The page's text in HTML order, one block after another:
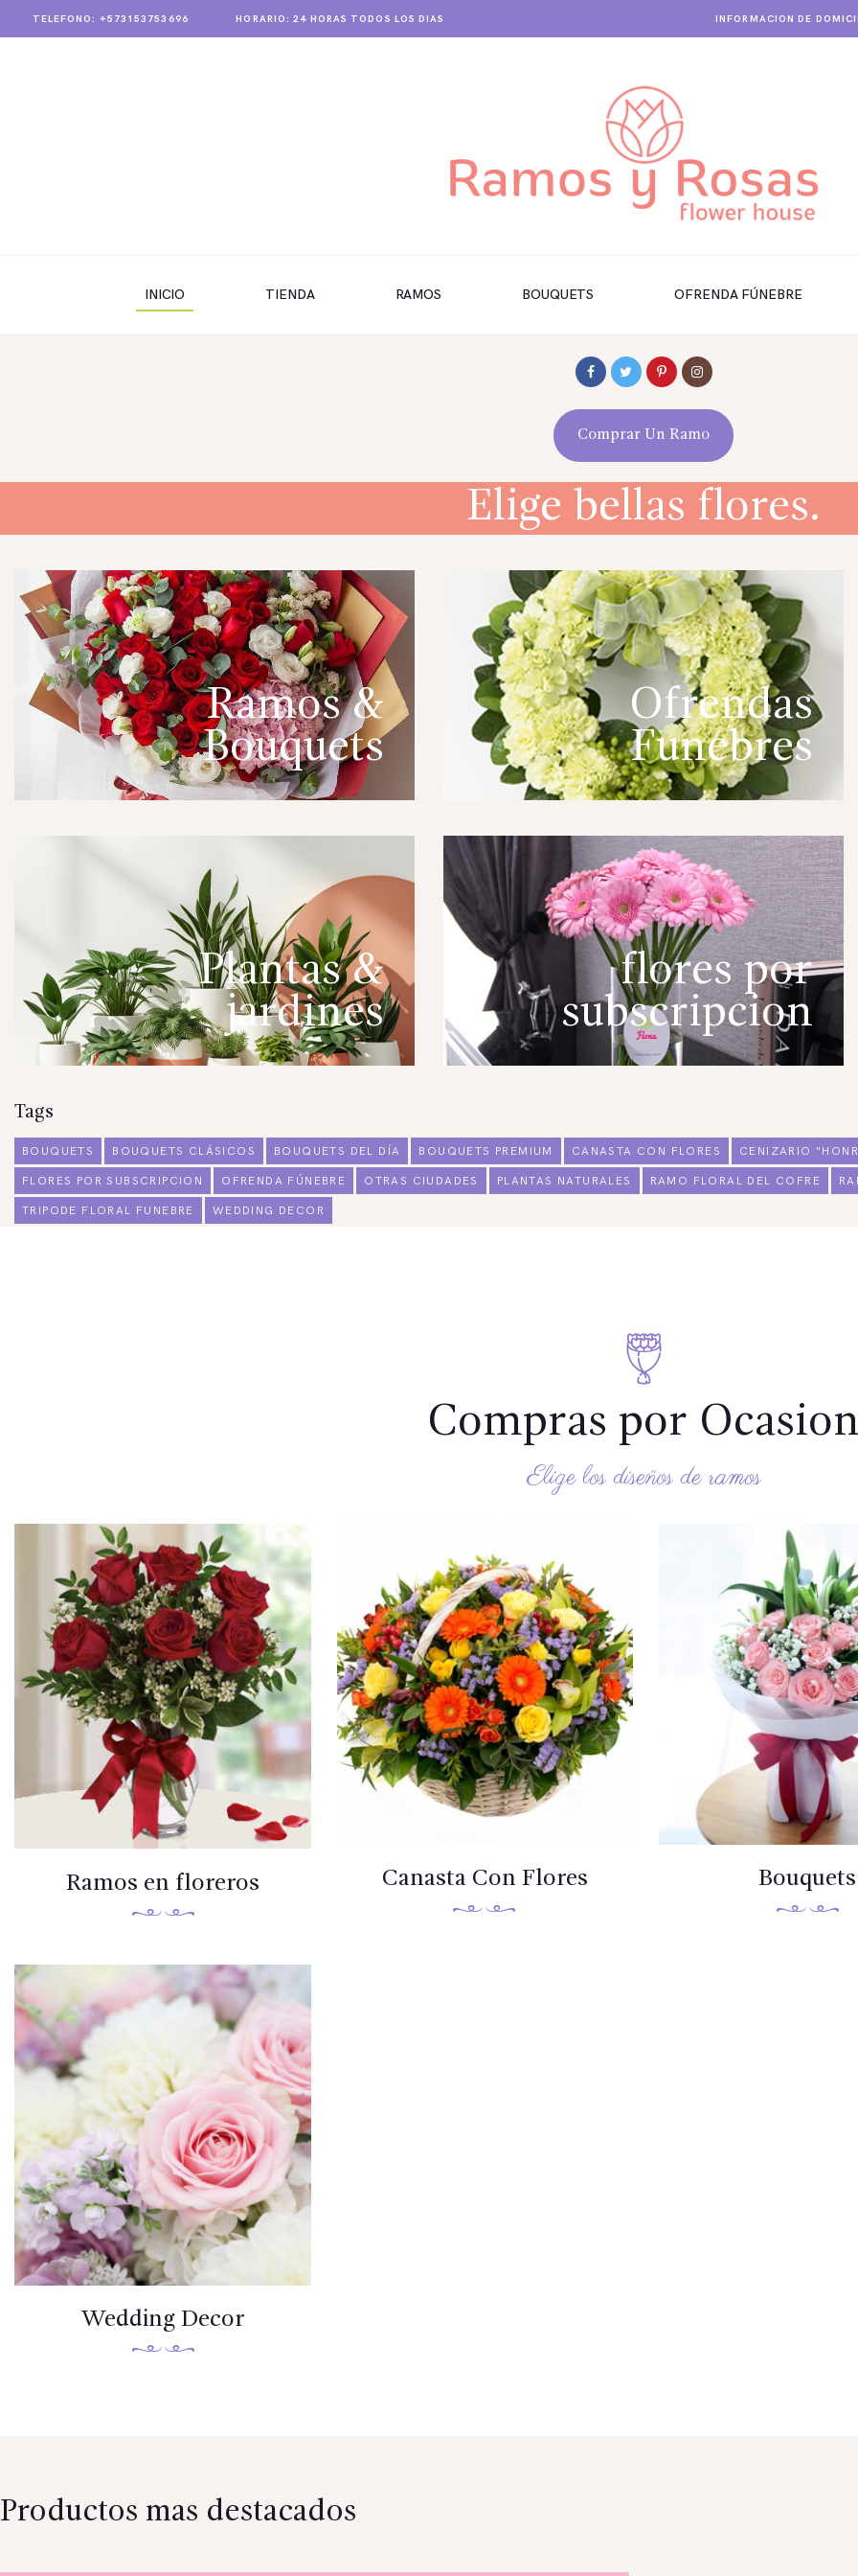
TELEFONO: +573153753696 HORARIO: 24 HORAS TODOS LOS DIAS INFORMACION DE
INICIO TIENDA RAMOS BOUQUETS OFRENDA FÚNEBRE
TIENDA
GALERÍA
CONTÁCTENOS
Comprar Un Ramo
Elige bellas flores.
Ramos &
Bouquets
Ofrendas
Funebres
Plantas &
jardines
flores por
subscripcion
Tags
BOUQUETS BOUQUETS CLÁSICOS BOUQUETS DEL DÍA BOUQUETS PREMIUM CANASTA CON FLORES CENIZARIO
FLORES POR SUBSCRIPCION OFRENDA FÚNEBRE OTRAS CIUDADES PLANTAS NATURALES RAMO FLORAL DEL COFRE
TRIPODE FLORAL FUNEBRE WEDDING DECOR
Compras por
Elige los diseños de ramos
Ramos en floreros Canasta Con Flores Bouquets
Wedding Decor
Productos mas destacados